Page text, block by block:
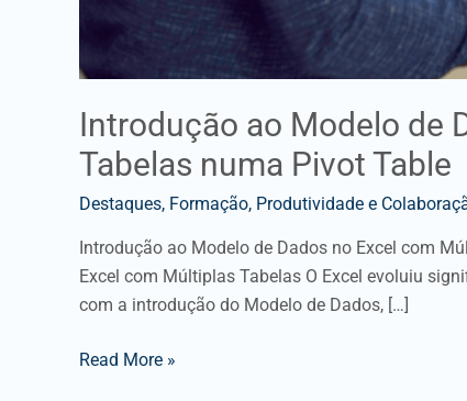
Introdução ao Modelo de
Tabelas numa Pivot Table
Destaques, Formação, Produtividade e
Introdução ao Modelo de Dados no Excel com
Excel com Múltiplas Tabelas O Excel evoluiu
com a introdução do Modelo de Dados, […]
Read More »